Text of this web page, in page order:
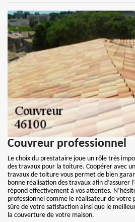
Couvreur professionnel
Le choix du prestataire joue un rôle très
des travaux pour la toiture. Coopérer avec
travaux de toiture vous permet de bien
bonne réalisation des travaux afin d’assurer
répond effectivement à vos attentes.
professionnel comme le réalisateur de
sûre de votre satisfaction ainsi que le
la couverture de votre maison.